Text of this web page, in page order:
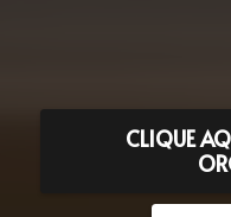
CLIQUE